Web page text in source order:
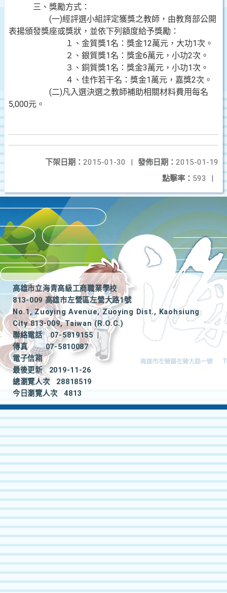
三、獎勵方式：
(一)經評選小組評定獲獎之教師，由教育部公開
表揚頒發獎座或獎狀，並依下列額度給予獎勵：
１、金質獎1名：獎金12萬元，大功1次。
２、銀質獎1名：獎金6萬元，小功2次。
３、銅質獎1名：獎金3萬元，小功1次。
４、佳作若干名：獎金1萬元，嘉獎2次。
(二)凡入選決選之教師補助相關材料費用每名
5,000元。
發佈日期： 2015-01-19
下架日期： 2015-01-30
|
點擊率： 593 |
高雄市立海青高級工商職業學校
813-009 高雄市左營區左營大路1號
No.1, Zuoying Avenue, Zuoying Dist., Kaohsiung
City 813-009, Taiwan (R.O.C.)
聯絡電話
07-5819155
|
傳真
07-5810087
電子信箱
最後更新
2019-11-26
總瀏覽人次
28818519
今日瀏覽人次
4813